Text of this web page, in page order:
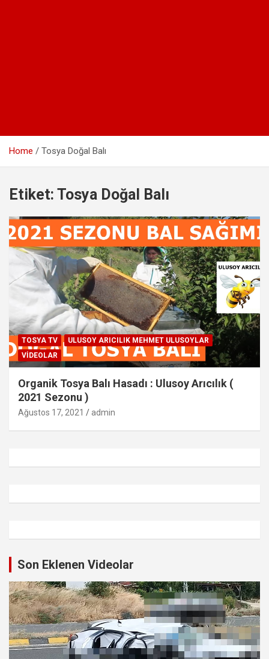
Home Tosya Doğal Balı
Etiket: Tosya Doğal Balı
TOSYA TV
ULUSOY ARICILIK MEHMET ULUSOYLAR
VIDEOLAR
Organik Tosya Balı Hasadı : Ulusoy Arıcılık (
2021 Sezonu )
Ağustos 17, 2021 admin
Son Eklenen Videolar